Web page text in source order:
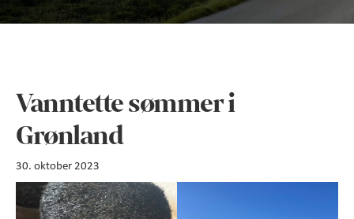
Vanntette sømmer i
Grønland
30. oktober 2023